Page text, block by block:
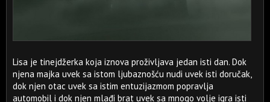
Lisa je tinejdžerka koja iznova proživljava jedan isti dan. Dok
njena majka uvek sa istom ljubaznošću nudi uvek isti doručak,
dok njen otac uvek sa istim entuzijazmom popravlja
automobil i dok njen mlađi brat uvek sa mnogo volje igra isti